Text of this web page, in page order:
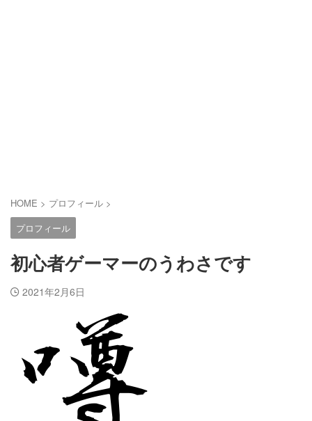
HOME > プロフィール >
プロフィール
初心者ゲーマーのうわさです
2021年2月6日